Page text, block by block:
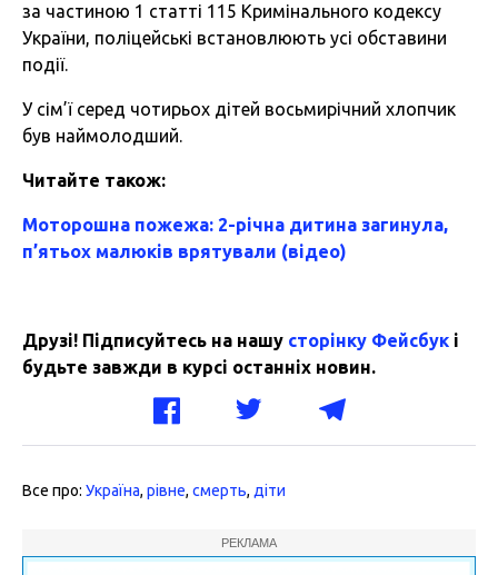
за частиною 1 статті 115 Кримінального кодексу
України, поліцейські встановлюють усі обставини
події.
У сім’ї серед чотирьох дітей восьмирічний хлопчик
був наймолодший.
Читайте також:
Моторошна пожежа: 2-річна дитина загинула,
п’ятьох малюків врятували (відео)
Друзі! Підписуйтесь на нашу сторінку Фейсбук і
будьте завжди в курсі останніх новин.
Все про: Україна, рівне, смерть, діти
РЕКЛАМА